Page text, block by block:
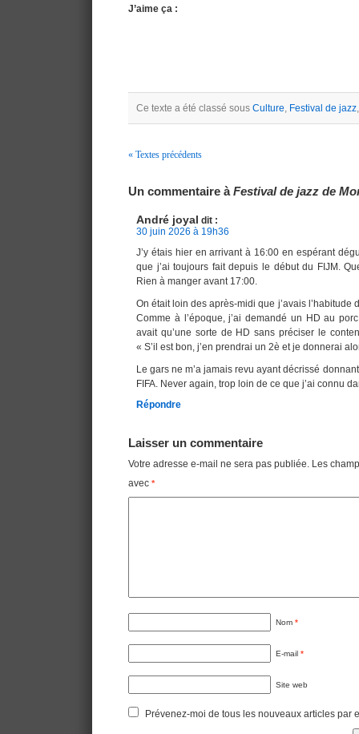
J’aime ça :
Ce texte a été classé sous Culture, Festival de jazz
« Textes précédents
Un commentaire àFestival de jazz de
André joyal dit :
30 juin 2026 à 19h36
J’y étais hier en arrivant à 16:00 en espérant
que j’ai toujours fait depuis le début du FIJM.
Rien à manger avant 17:00.
On était loin des après-midi que j’avais l’habitude
Comme à l’époque, j’ai demandé un HD au
avait qu’une sorte de HD sans préciser le
« S’il est bon, j’en prendrai un 2è et je donnerai
Le gars ne m’a jamais revu ayant décrissé
FIFA. Never again, trop loin de ce que j’ai connu
Répondre
Laisser un commentaire
Votre adresse e-mail ne sera pas publiée. Les
avec *
Nom *
E-mail *
Site web
Prévenez-moi de tous les nouveaux articles par